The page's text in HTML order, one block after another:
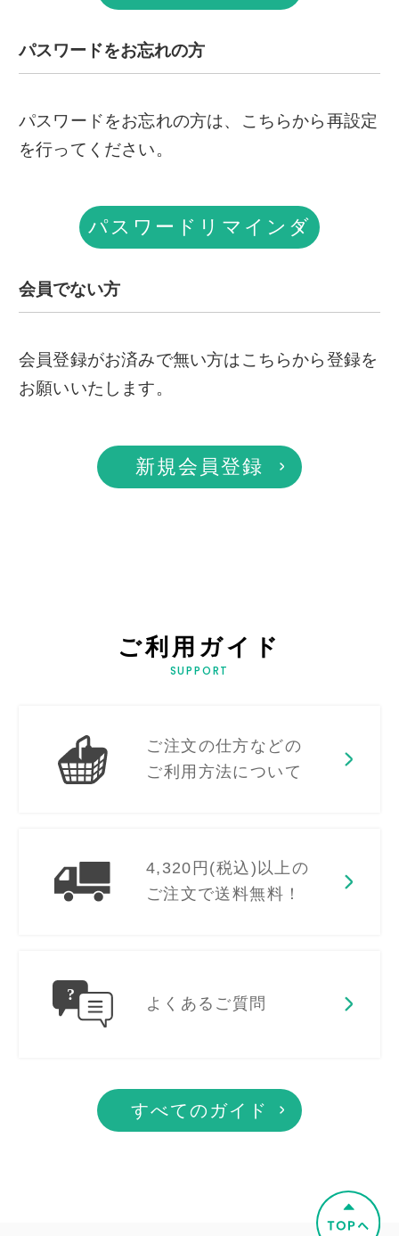
パスワードをお忘れの方
パスワードをお忘れの方は、こちらから再設定
を行ってください。
パスワードリマインダ
会員でない方
会員登録がお済みで無い方はこちらから登録を
お願いいたします。
新規会員登録
ご利用ガイド
SUPPORT
ご注文の仕方などの
ご利用方法について
4,320円(税込)以上の
ご注文で送料無料！
よくあるご質問
すべてのガイド